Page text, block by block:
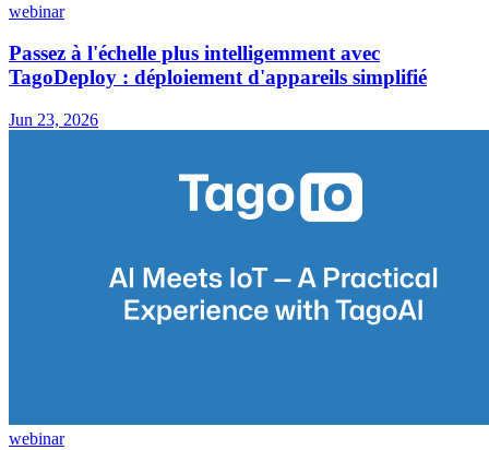
webinar
Passez à l'échelle plus intelligemment avec
TagoDeploy : déploiement d'appareils simplifié
Jun 23, 2026
webinar